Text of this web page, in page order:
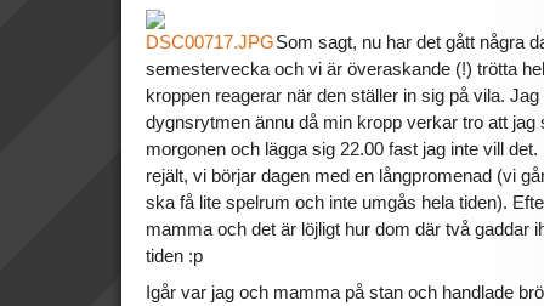
Som sagt, nu har det gått några
semestervecka och vi är överaskande (!) trötta
kroppen reagerar när den ställer in sig på vila.
dygnsrytmen ännu då min kropp verkar tro att jag
morgonen och lägga sig 22.00 fast jag inte vill
rejält, vi börjar dagen med en långpromenad (vi
ska få lite spelrum och inte umgås hela tiden).
mamma och det är löjligt hur dom där två gaddar
tiden :p
Igår var jag och mamma på stan och handlade